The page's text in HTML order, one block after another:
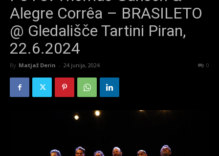
Alegre Corrêa – BRASILETO
@ Gledališče Tartini Piran,
22.6.2024
By Matjaž Derin - 24 junija, 2024 0